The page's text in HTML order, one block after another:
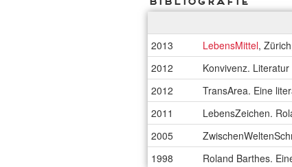
2013 LebensMittel,
2012
Konvivenz.
2012
TransArea. Eine
2011
LebensZeichen.
2005
1998
Roland Barthes.